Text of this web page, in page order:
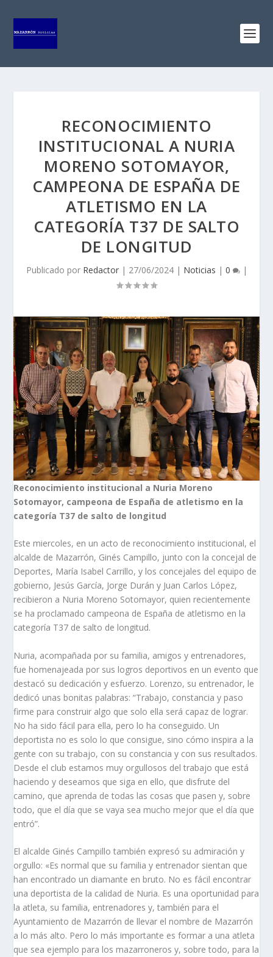
RECONOCIMIENTO
INSTITUCIONAL A NURIA
MORENO SOTOMAYOR,
CAMPEONA DE ESPAÑA DE
ATLETISMO EN LA
CATEGORÍA T37 DE SALTO
DE LONGITUD
Publicado por Redactor| 27/06/2024| Noticias | 0 |
Reconocimiento institucional a Nuria Moreno
Sotomayor, campeona de España de atletismo en la
categoría T37 de salto de longitud
Este miercoles, en un acto de reconocimiento institucional, el
alcalde de Mazarrón, Ginés Campillo, junto con la concejal de
Deportes, María Isabel Carrillo, y los concejales del equipo de
gobierno, Jesús García, Jorge Durán y Juan Carlos López,
recibieron a Nuria Moreno Sotomayor, quien recientemente
se ha proclamado campeona de España de atletismo en la
categoría T37 de salto de longitud.
Nuria, acompañada por su familia, amigos y entrenadores,
fue homenajeada por sus logros deportivos en un evento que
destacó su dedicación y esfuerzo. Lorenzo, su entrenador, le
dedicó unas bonitas palabras: “Trabajo, constancia y paso
firme para construir algo que solo ella será capaz de lograr.
No ha sido fácil para ella, pero lo ha conseguido. Un
deportista no es solo lo que consigue, sino cómo inspira a la
gente con su trabajo, con su constancia y con sus resultados.
Desde el club estamos muy orgullosos del trabajo que está
haciendo y deseamos que siga en ello, que disfrute del
camino, que aprenda de todas las cosas que pasen y, sobre
todo, que el día que se vaya sea mucho mejor que el día que
entró”.
El alcalde Ginés Campillo también expresó su admiración y
orgullo: «Es normal que su familia y entrenador sientan que
han encontrado un diamante en bruto. No es fácil encontrar
una deportista de la calidad de Nuria. Es una oportunidad para
la atleta, su familia, entrenadores y, también para el
Ayuntamiento de Mazarrón de llevar el nombre de Mazarrón
a lo más alto. Pero lo más importante es formar a una atleta
que sea ejemplo para los mazarroneros y, sobre todo, para la